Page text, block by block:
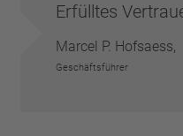
Erfülltes
Marcel P. Hofsaess,
Geschäftsführer